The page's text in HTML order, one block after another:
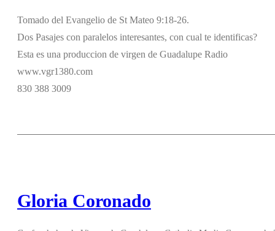
Tomado del Evangelio de St Mateo 9:18-26.
Dos Pasajes con paralelos interesantes, con cual te identificas?
Esta es una produccion de virgen de Guadalupe Radio
www.vgr1380.com
830 388 3009
Gloria Coronado